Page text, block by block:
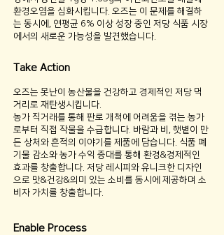
환경오염을 심화시킵니다. 오즈는 이 문제를 해결하
는 동시에, 연평균 6% 이상 성장 중인 저당 식품 시장
에서의 새로운 가능성을 발견했습니다.
Take Action
오즈는 못난이 농산물을 건강하고 경제적인 저당 먹
거리로 재탄생시킵니다.
농가 직거래를 통해 판로 개척에 어려움을 겪는 농가
로부터 직접 작물을 수급합니다. 바람과 비, 햇볕이 만
든 상처와 흔적의 이야기를 제품에 담습니다. 식품 폐
기물 감소와 농가 수익 증대를 통해 환경&경제적인
효과를 창출합니다. 저당 레시피와 유니크한 디자인
으로 맛&건강&의미 있는 소비를 동시에 제공하며 소
비자 가치를 창출합니다.
Enable Process